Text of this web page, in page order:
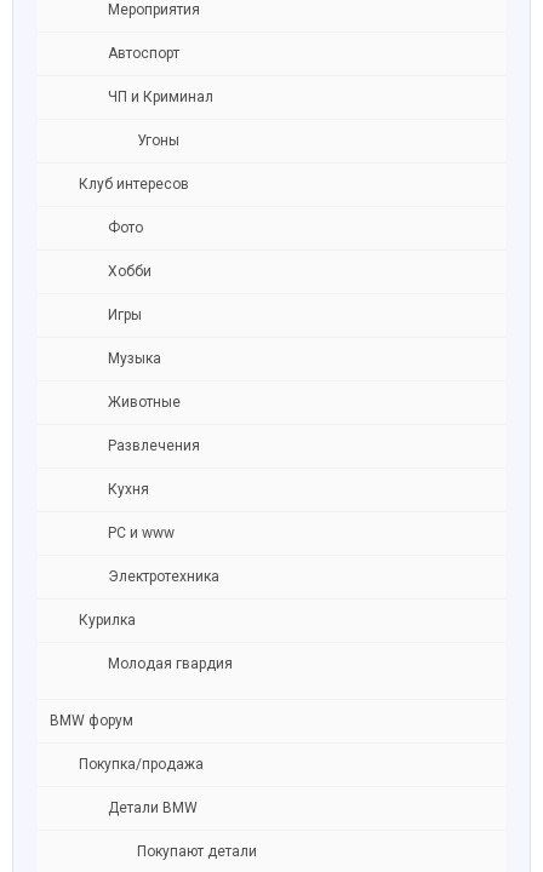
Мероприятия
Автоспорт
ЧП и Криминал
Угоны
Клуб интересов
Фото
Хобби
Игры
Музыка
Животные
Развлечения
Кухня
PC и www
Электротехника
Курилка
Молодая гвардия
BMW форум
Покупка/продажа
Детали BMW
Покупают детали